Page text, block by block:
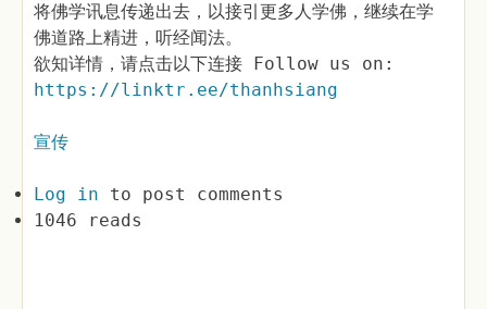
将佛学讯息传递出去，以接引更多人学佛，继续在学
佛道路上精进，听经闻法。
欲知详情，请点击以下连接 Follow us on:
https://linktr.ee/thanhsiang
宣传
Log in to post comments
1046 reads